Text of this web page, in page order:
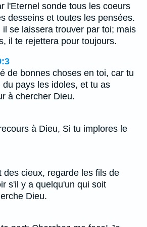
l'Eternel sonde tous les coeurs
desseins et toutes les pensées.
il se laissera trouver par toi; mais
il te rejettera pour toujours.
de bonnes choses en toi, car tu
pays les idoles, et tu as
à chercher Dieu.
à Dieu, Si tu implores le
des cieux, regarde les fils de
s'il y a quelqu'un qui soit
Dieu.